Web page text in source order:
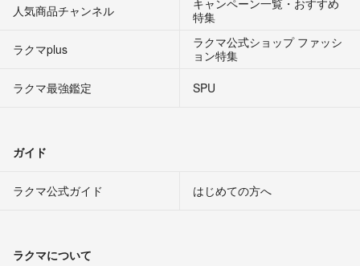
人気商品チャンネル
キャンペーン一覧・おすすめ
特集
ラクマplus
ラクマ公式ショップ ファッシ
ョン特集
ラクマ最強鑑定
SPU
ガイド
ラクマ公式ガイド はじめての方へ
ラクマについて